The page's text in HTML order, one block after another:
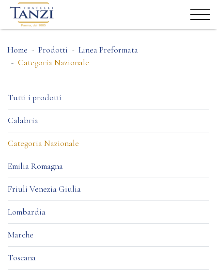
Home Prodotti
Linea Preformata
Categoria Nazionale
Tutti i prodotti
Calabria
Categoria Nazionale
Emilia Romagna
Friuli Venezia Giulia
Lombardia
Marche
Toscana